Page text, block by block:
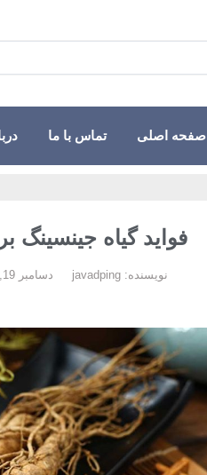
صفحه اصلی تماس با ما
فواید گیاه
نویسنده: javadping دسامبر 19, 2022